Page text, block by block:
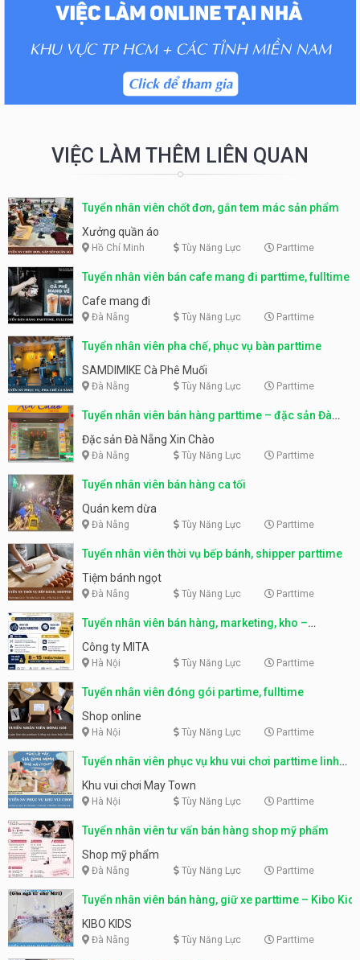
VIỆC LÀM THÊM LIÊN QUAN
Tuyển nhân viên chốt đơn, gắn tem mác sản phẩm
Xưởng quần áo
Hồ Chí Minh Tùy Năng Lực Parttime
Tuyển nhân viên bán cafe mang đi parttime, fulltime
Cafe mang đi
Đà Nẵng Tùy Năng Lực Parttime
Tuyển nhân viên pha chế, phục vụ bàn parttime
SAMDIMIKE Cà Phê Muối
Đà Nẵng Tùy Năng Lực Parttime
Tuyển nhân viên bán hàng parttime – đặc sản Đà
Nẵng
Đặc sản Đà Nẵng Xin Chào
Đà Nẵng Tùy Năng Lực Parttime
Tuyển nhân viên bán hàng ca tối
Quán kem dừa
Đà Nẵng Tùy Năng Lực Parttime
Tuyển nhân viên thời vụ bếp bánh, shipper parttime
Tiệm bánh ngọt
Đà Nẵng Tùy Năng Lực Parttime
Tuyển nhân viên bán hàng, marketing, kho –
parttime, fulltime
Công ty MITA
Hà Nội Tùy Năng Lực Parttime
Tuyển nhân viên đóng gói partime, fulltime
Shop online
Hà Nội Tùy Năng Lực Parttime
Tuyển nhân viên phục vụ khu vui chơi parttime linh
động
Khu vui chơi May Town
Hà Nội Tùy Năng Lực Parttime
Tuyển nhân viên tư vấn bán hàng shop mỹ phẩm
Shop mỹ phẩm
Đà Nẵng Tùy Năng Lực Parttime
Tuyển nhân viên bán hàng, giữ xe parttime – Kibo Kid
KIBO KIDS
Đà Nẵng Tùy Năng Lực Parttime